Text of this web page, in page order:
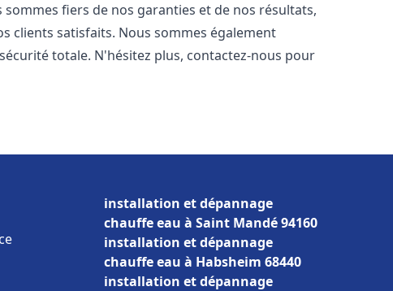
fiers de nos garanties et de nos résultats,
clients satisfaits. Nous sommes également
totale. N'hésitez plus, contactez-nous pour
installation et dépannage
chauffe eau à Saint Mandé 94160
installation et dépannage
chauffe eau à Habsheim 68440
installation et dépannage